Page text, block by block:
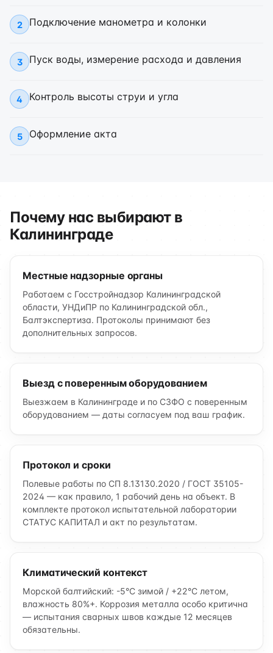
2 Подключение манометра и колонки
3 Пуск воды, измерение расхода и давления
4 Контроль высоты струи и угла
5 Оформление акта
Почему нас выбирают в
Калининграде
Местные надзорные органы
Работаем с Госстройнадзор Калининградской
области, УНДиПР по Калининградской обл.,
Балтэкспертиза. Протоколы принимают без
дополнительных запросов.
Выезд с поверенным оборудованием
Выезжаем в Калининграде и по СЗФО с поверенным
оборудованием — даты согласуем под ваш график.
Протокол и сроки
Полевые работы по СП 8.13130.2020 / ГОСТ 35105-
2024 — как правило, 1 рабочий день на объект. В
комплекте протокол испытательной лаборатории
СТАТУС КАПИТАЛ и акт по результатам.
Климатический контекст
Морской балтийский: -5°C зимой / +22°C летом,
влажность 80%+. Коррозия металла особо критична
— испытания сварных швов каждые 12 месяцев
обязательны.